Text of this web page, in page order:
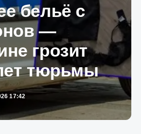
бельё с
—
грозит
тюрьмы
17:42